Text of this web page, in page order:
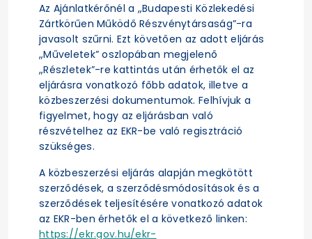
Az Ajánlatkérőnél a „Budapesti Közlekedési
Zártkörűen Működő Részvénytársaság”-ra
javasolt szűrni. Ezt követően az adott eljárás
„Műveletek” oszlopában megjelenő
„Részletek”-re kattintás után érhetők el az
eljárásra vonatkozó főbb adatok, illetve a
közbeszerzési dokumentumok. Felhívjuk a
figyelmet, hogy az eljárásban való
részvételhez az EKR-be való regisztráció
szükséges.
A közbeszerzési eljárás alapján megkötött
szerződések, a szerződésmódosítások és a
szerződések teljesítésére vonatkozó adatok
az EKR-ben érhetők el a következő linken:
https://ekr.gov.hu/ekr-